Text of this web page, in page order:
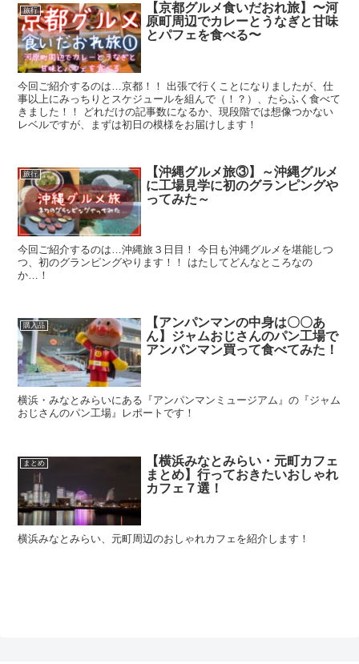
旅行
【京都グルメ食いだおれ旅】〜河
原町周辺でカレーとうなぎと甘味
とパフェを食べる〜
今回ご紹介するのは…京都！！ 出張で行くことになりましたが、仕
事以上にみっちりとスケジュールを組んで（！？）、たらふく食べて
きました！！ どれだけの記事数になるか、現段階では想像つかない
レベルですが、まずは初日の模様をお届けします！
旅行
【沖縄グルメ旅③】～沖縄グルメ
に工場見学に初のグランピングや
ってみた～
今回ご紹介するのは…沖縄旅３日目！ 今日も沖縄グルメを堪能しつ
つ、初のグランピングやります！！ はたしてどんなところなの
か…！
購入品
【アンパンマンの中身は〇〇あ
ん】ジャムおじさんのパン工場で
アンパンマン買って食べてみた！
横浜・みなとみらいにある『アンパンマンミュージアム』の『ジャム
おじさんのパン工場』レポートです！
まとめ
【横浜みなとみらい・元町カフェ
まとめ】行っておきたいおしゃれ
カフェ７選！
横浜みなとみらい、元町周辺のおしゃれカフェを紹介します！